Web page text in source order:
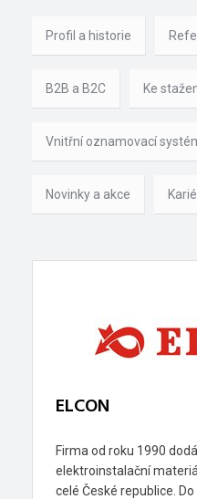
Profil a historie
B2B a B2C Ke
Vnitřní oznamovací
Novinky a akce
ELCON
Firma od roku 1990
elektroinstalační
celé České republice.